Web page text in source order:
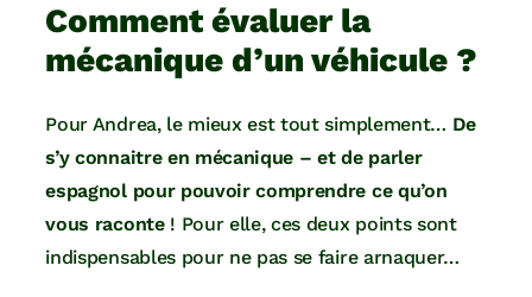
Comment évaluer la
mécanique d’un véhicule ?
Pour Andrea, le mieux est tout simplement… De
s’y connaitre en mécanique – et de parler
espagnol pour pouvoir comprendre ce qu’on
vous raconte ! Pour elle, ces deux points sont
indispensables pour ne pas se faire arnaquer…